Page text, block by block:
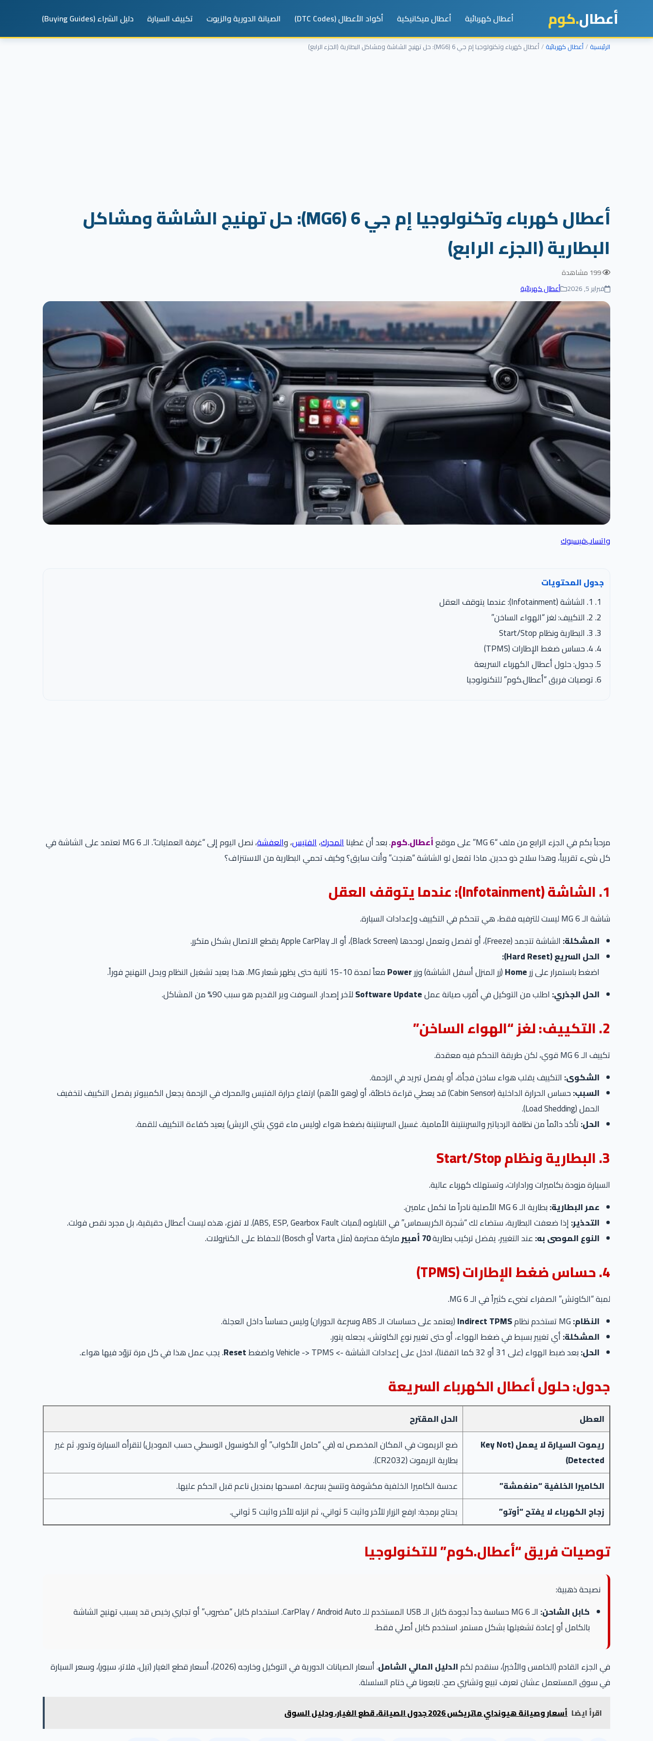
أعطال.كوم أعطال كهربائية أعطال ميكانيكية أكواد الأعطال (DTC Codes) الصيانة الدورية والزيوت تكييف السيارة دليل الشراء (Buying Guides)
الرئيسية أعطال كهربائية أعطال كهرباء وتكنولوجيا إم جي 6 (MG6): حل تهنيج الشاشة ومشاكل البطارية (الجزء الرابع)
أعطال كهرباء وتكنولوجيا إم جي 6 (MG6): حل تهنيج الشاشة ومشاكل
البطارية (الجزء الرابع)
فبراير 5, 2026 أعطال كهربائية
واتسابفيسبوك
جدول المحتويات
1. الشاشة (Infotainment): عندما يتوقف العقل
2. التكييف: لغز “الهواء الساخن”
3. البطارية ونظام Start/Stop
4. حساس ضغط الإطارات (TPMS)
جدول: حلول أعطال الكهرباء السريعة
توصيات فريق “أعطال.كوم” للتكنولوجيا
مرحباً بكم في الجزء الرابع من ملف “MG 6” على موقع أعطال.كوم. بعد أن غطيناالمحرك،الفتيس، والعفشة
، نصل اليوم إلى “غرفة العمليات”. الـ MG 6 تعتمد على الشاشة في
كل شيء تقريباً، وهذا سلاح ذو حدين. ماذا تفعل لو الشاشة “هنجت” وأنت سايق؟ وكيف تحمي البطارية من الاستنزاف؟
1. الشاشة (Infotainment): عندما يتوقف العقل
شاشة الـ MG 6 ليست للترفيه فقط، هي تتحكم في التكييف وإعدادات السيارة.
المشكلة: الشاشة تتجمد (Freeze)، أو تفصل وتعمل لوحدها (Black Screen)، أو الـ Apple CarPlay يقطع الاتصال بشكل متكرر.
الحل السريع (Hard Reset):
اضغط باستمرار على زرHome(زر المنزل أسفل الشاشة) وزرPowerمعاً لمدة 10-15 ثانية حتى يظهر شعار MG. هذا يعيد تشغيل النظام ويحل التهنيج فوراً.
الحل الجذري: اطلب من التوكيل في أقرب صيانة عملSoftware Updateلآخر إصدار. السوفت وير القديم هو سبب 90% من المشاكل.
2. التكييف: لغز “الهواء الساخن”
تكييف الـ MG 6 قوي، لكن طريقة التحكم فيه معقدة.
الشكوى: التكييف يقلب هواء ساخن فجأة، أو يفصل تبريد في الزحمة.
السبب:
حساس الحرارة الداخلية (Cabin Sensor) قد يعطي قراءة خاطئة، أو (وهو الأهم) ارتفاع حرارة الفتيس والمحرك في الزحمة يجعل الكمبيوتر يفصل التكييف لتخفيف
الحمل (Load Shedding).
الحل:تأكد دائماً من نظافة الردياتير والسربنتينة الأمامية. غسيل السربنتينة بضغط هواء (وليس ماء قوي يثني الريش) يعيد كفاءة التكييف للقمة.
3. البطارية ونظام Start/Stop
السيارة مزودة بكاميرات ورادارات، وتستهلك كهرباء عالية.
عمر البطارية:بطارية الـ MG 6 الأصلية نادراً ما تكمل عامين.
التحذير:إذا ضعفت البطارية، ستضاء لك “شجرة الكريسماس” في التابلوه (لمبات ABS, ESP, Gearbox Fault). لا تفزع، هذه ليست أعطال حقيقية، بل مجرد نقص فولت.
النوع الموصى به:عند التغيير، يفضل تركيب بطارية70 أمبير ماركة محترمة (مثل Varta أو Bosch) للحفاظ على الكنترولات.
4. حساس ضغط الإطارات (TPMS)
لمبة “الكاوتش” الصفراء تضيء كثيراً في الـ MG 6.
النظام:
Indirect TPMS(يعتمد على حساسات الـ ABS وسرعة الدوران) وليس حساساً داخل العجلة.
المشكلة:أي تغيير بسيط في ضغط الهواء، أو حتى تغيير نوع الكاوتش، يجعله ينور.
الحل:بعد ضبط الهواء (على 31 أو 32 كما اتفقنا)، ادخل على إعدادات الشاشة -> Vehicle -> TPMS واضغط Reset. يجب عمل هذا في كل مرة تزوّد فيها هواء.
جدول: حلول أعطال الكهرباء السريعة
العطل
الحل المقترح
ريموت السيارة لا يعمل (Key Not
Detected)
ضع الريموت في المكان المخصص له (في “حامل الأكواب” أو الكونسول الوسطي حسب الموديل) لتقرأه السيارة وتدور. ثم غير
بطارية الريموت (CR2032).
الكاميرا الخلفية “منغمشة”
عدسة الكاميرا الخلفية مكشوفة وتتسخ بسرعة. امسحها بمنديل ناعم قبل الحكم عليها.
زجاج الكهرباء لا يفتح “أوتو”
يحتاج برمجة: ارفع الزرار للأخر واثبت 5 ثواني، ثم انزله للأخر واثبت 5 ثواني.
توصيات فريق “أعطال.كوم” للتكنولوجيا
نصيحة ذهبية:
كابل الشاحن:
الـ MG 6 حساسة جداً لجودة كابل الـ USB المستخدم للـ CarPlay / Android Auto. استخدام كابل “مضروب” أو تجاري رخيص قد يسبب تهنيج الشاشة
بالكامل أو إعادة تشغيلها بشكل مستمر. استخدم كابل أصلي فقط.
في الجزء القادم (الخامس والأخير)، سنقدم لكمالدليل المالي الشامل
. أسعار الصيانات الدورية في التوكيل وخارجه (2026)، أسعار قطع الغيار (تيل، فلاتر، سيور)، وسعر السيارة
في سوق المستعمل عشان تعرف تبيع وتشتري صح. تابعونا في ختام السلسلة.
اقرأ ايضا أسعار وصيانة هيونداي ماتريكس 2026 جدول الصيانة، قطع الغيار، ودليل السوق